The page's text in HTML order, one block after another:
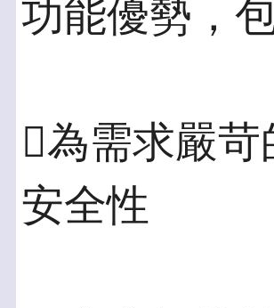
功能優勢，包
為需求嚴
安全性